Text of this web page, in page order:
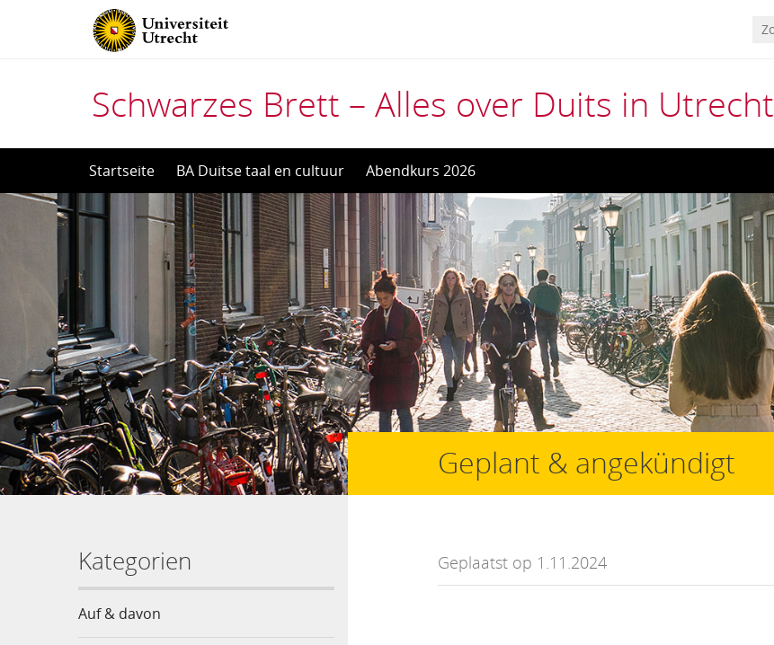
Schwarzes Brett – Alles over Duits in Utrecht
naar
Startseite BA Duitse taal en cultuur Abendkurs 2026
Kategorien
Auf & davon
Geplant & angekündigt
Geplaatst op 1.11.2024